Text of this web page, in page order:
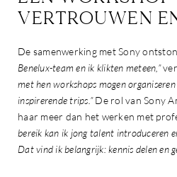
VERTROUWEN
De samenwerking met Sony
Benelux-team en ik klikten meteen,”
met hen workshops mogen
inspirerende trips.”De rol van Sony
haar meer dan het werken met
bereik kan ik jong talent introduceren
Dat vind ik belangrijk: kennis delen en